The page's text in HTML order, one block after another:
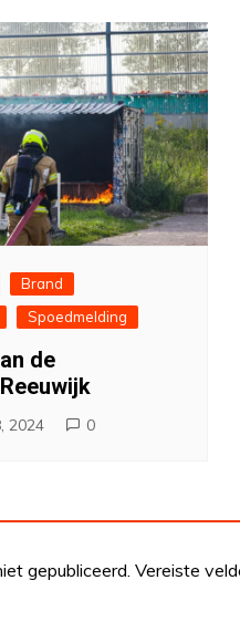
Brand
Spoedmelding
de
2024 0
gepubliceerd. Vereiste